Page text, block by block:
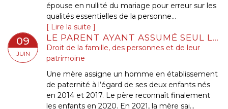
épouse en nullité du mariage pour erreur sur les
qualités essentielles de la personne...
Lire la suite
LE PARENT AYANT ASSUMÉ SEUL LES CHARGES PEUT OBTENIR UNE CONTRIBUTION RÉTROACTIVE SANS DÉTAILLER CHAQUE DÉPENSE !
09
JUIN
Droit de la famille, des personnes et de leur
patrimoine
Une mère assigne un homme en établissement
de paternité à l’égard de ses deux enfants nés
en 2014 et 2017. Le père reconnaît finalement
les enfants en 2020. En 2021, la mère sai...